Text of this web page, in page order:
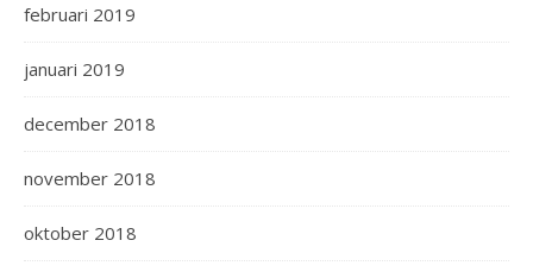
februari 2019
januari 2019
december 2018
november 2018
oktober 2018